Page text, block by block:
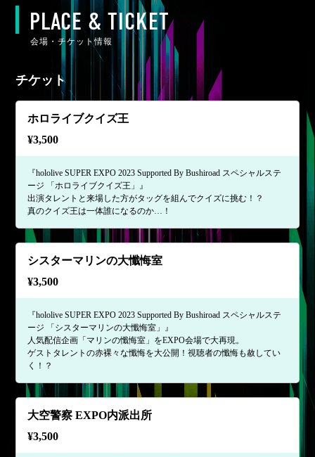
PLACE & TICKET
会場・チケット情報
チケット
ホロライブクイズ王
¥3,500
『hololive SUPER EXPO 2023 Supported By Bushiroad スペシャルステ
ージ 「ホロライブクイズ王」』
出演タレントと来場した方がタッグを組んでクイズに挑む！？
真のクイズ王は一体誰になるのか…！
シスターマリンの大懺悔室
¥3,500
『hololive SUPER EXPO 2023 Supported By Bushiroad スペシャルステ
ージ 「シスターマリンの大懺悔室」』
人気配信企画「マリンの懺悔室」をEXPO会場で大再現。
ゲストタレントの赤裸々な懺悔を大公開！視聴者の懺悔も赦してい
く！？
大空警察 EXPO内派出所
¥3,500